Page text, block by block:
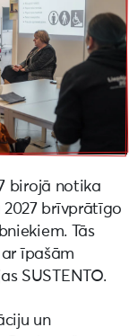
birojā notika
brīvprātīgo
Tās
īpašām
SUSTENTO.
un